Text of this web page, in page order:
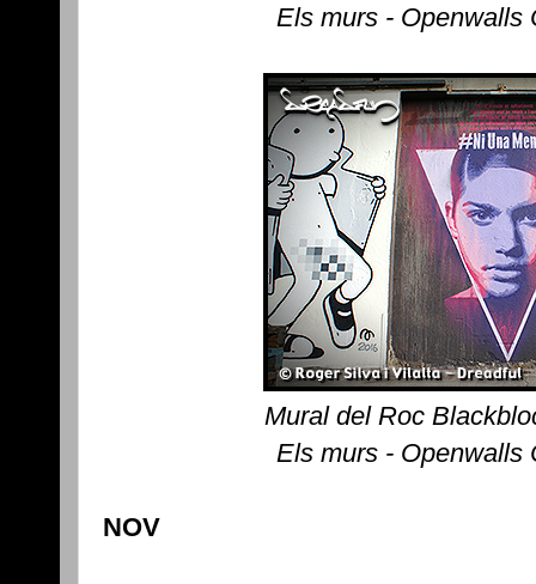
Els murs - Openwalls
Mural del Roc
Els murs - Openwalls
NOV